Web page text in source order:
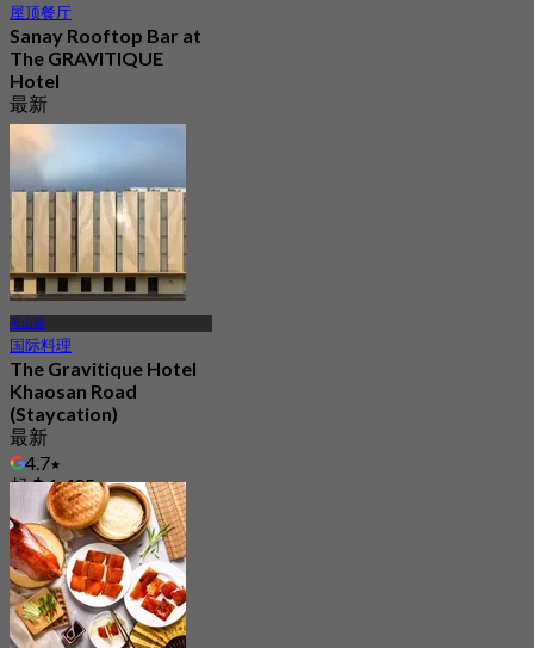
屋顶餐厅
Sanay Rooftop Bar at
The GRAVITIQUE
Hotel
最新
4.8
起 ฿ 530
考山路
国际料理
The Gravitique Hotel
Khaosan Road
(Staycation)
最新
4.7
起฿ 1,495